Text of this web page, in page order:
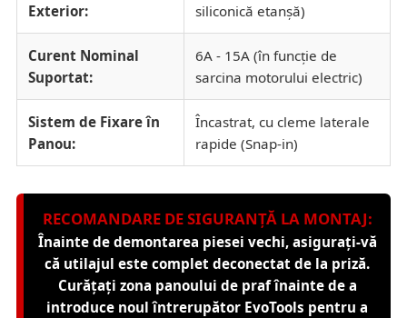
Exterior:
siliconică etanșă)
Curent Nominal
Suportat:
6A - 15A (în funcție de
sarcina motorului electric)
Sistem de Fixare în
Panou:
Încastrat, cu cleme laterale
rapide (Snap-in)
RECOMANDARE DE SIGURANȚĂ LA MONTAJ:
Înainte de demontarea piesei vechi, asigurați-vă
că utilajul este complet deconectat de la priză.
Curățați zona panoului de praf înainte de a
introduce noul întrerupător EvoTools pentru a